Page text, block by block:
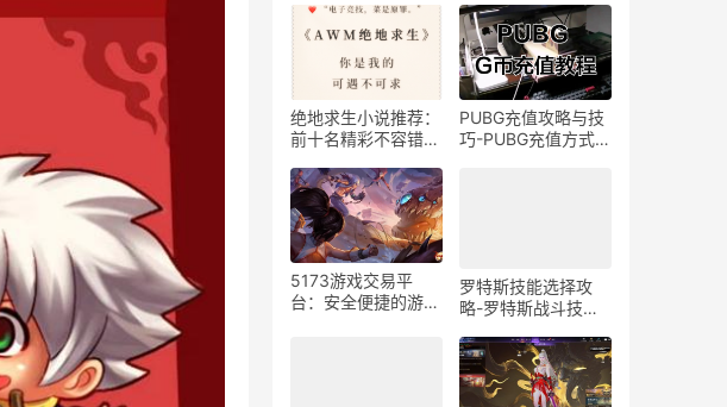
绝地求生小说推荐：
前十名精彩不容错
十名排行榜
PUBG充值攻略与技
巧-PUBG充值方式及
5173游戏交易平
台：安全便捷的游戏
罗特斯技能选择攻
略-罗特斯战斗技能
全方位解析